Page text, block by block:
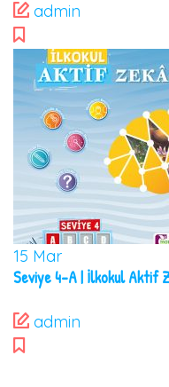
admin
15 Mar
Seviye 4-A | İlkokul Aktif
admin